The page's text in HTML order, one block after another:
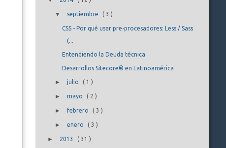
▼ septiembre ( 3 )
CSS - Por qué usar pre-procesadores: Less / Sass
(...
Entendiendo la Deuda técnica
Desarrollos Sitecore® en Latinoamérica
► julio ( 1 )
► mayo ( 2 )
► febrero ( 3 )
► enero ( 3 )
► 2013 (31)